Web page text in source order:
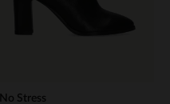
No Stress